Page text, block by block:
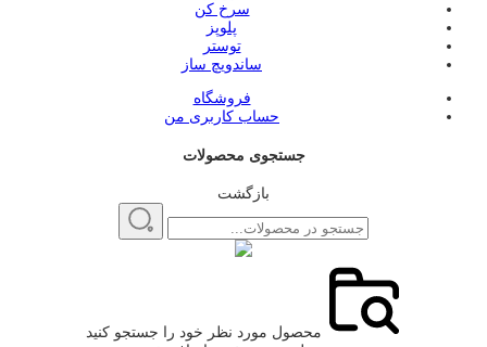
سرخ کن
پلوپز
توستر
ساندویچ ساز
فروشگاه
حساب کاربری من
جستجوی محصولات
بازگشت
محصول مورد نظر خود را جستجو کنید